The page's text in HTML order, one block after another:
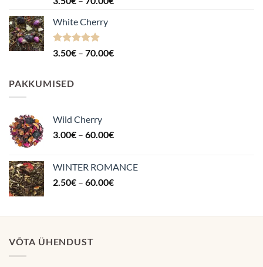
White Cherry
Hinnanguga
3.50€ – 70.00€Hinnavahemik:
PAKKUMISED
Wild Cherry
3.00€ – 60.00€Hinnavahemik:
60.00€
WINTER ROMANCE
2.50€ – 60.00€Hinnavahemik:
60.00€
VÕTA ÜHENDUST